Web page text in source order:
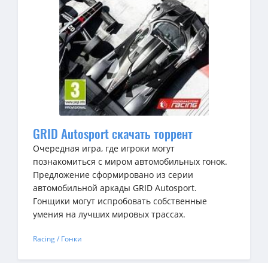
GRID Autosport скачать торрент
Очередная игра, где игроки могут
познакомиться с миром автомобильных гонок.
Предложение сформировано из серии
автомобильной аркады GRID Autosport.
Гонщики могут испробовать собственные
умения на лучших мировых трассах.
Racing / Гонки